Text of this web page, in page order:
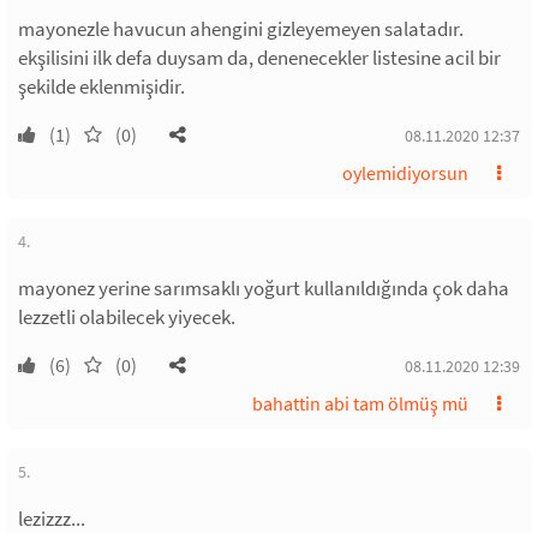
mayonezle havucun ahengini gizleyemeyen salatadır.
ekşilisini ilk defa duysam da, denenecekler listesine acil bir
şekilde eklenmişidir.
(1) (0) 08.11.2020 12:37
oylemidiyorsun
4.
mayonez yerine sarımsaklı yoğurt kullanıldığında çok daha
lezzetli olabilecek yiyecek.
(6) (0) 08.11.2020 12:39
bahattin abi tam ölmüş mü
5.
lezizzz...